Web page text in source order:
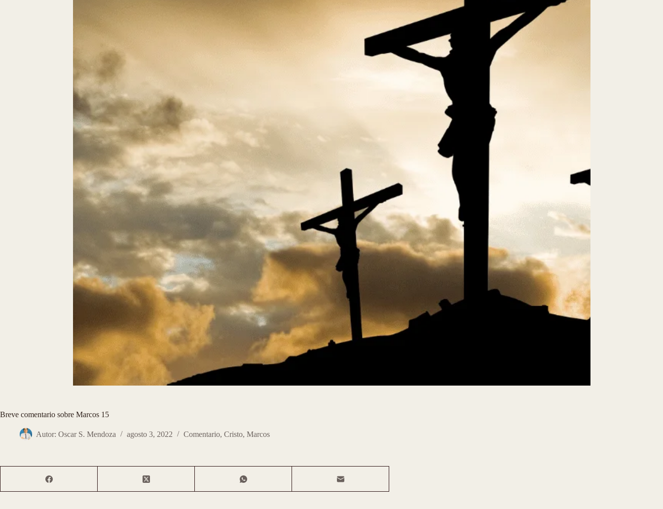
Breve comentario sobre Marcos 15
Autor: Oscar S. Mendoza agosto 3, 2022 Comentario, Cristo, Marcos